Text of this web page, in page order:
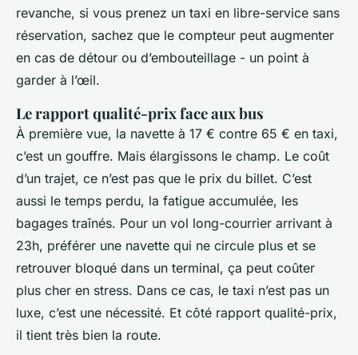
revanche, si vous prenez un taxi en libre-service sans
réservation, sachez que le compteur peut augmenter
en cas de détour ou d’embouteillage - un point à
garder à l’œil.
Le rapport qualité-prix face aux bus
À première vue, la navette à 17 € contre 65 € en taxi,
c’est un gouffre. Mais élargissons le champ. Le coût
d’un trajet, ce n’est pas que le prix du billet. C’est
aussi le temps perdu, la fatigue accumulée, les
bagages traînés. Pour un vol long-courrier arrivant à
23h, préférer une navette qui ne circule plus et se
retrouver bloqué dans un terminal, ça peut coûter
plus cher en stress. Dans ce cas, le taxi n’est pas un
luxe, c’est une nécessité. Et côté rapport qualité-prix,
il tient très bien la route.